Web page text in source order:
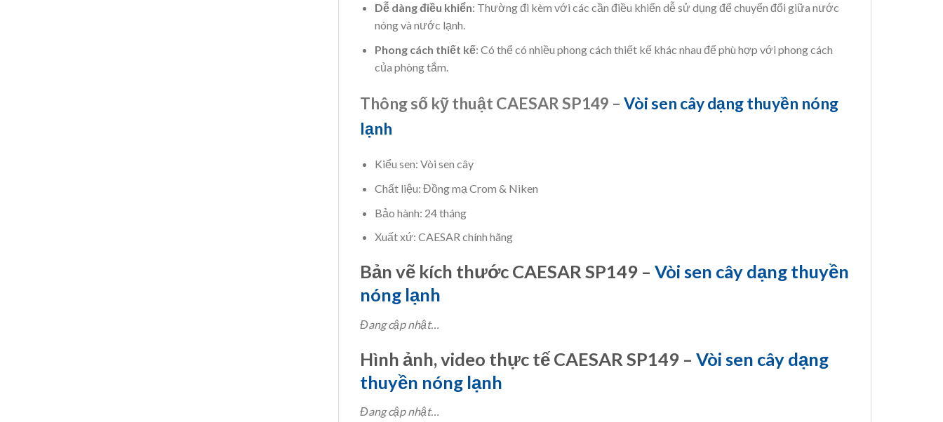
Dễ dàng điều khiển: Thường đi kèm với các cần điều khiển dễ sử dụng để chuyển đổi giữa nước
nóng và nước lạnh.
Phong cách thiết kế: Có thể có nhiều phong cách thiết kế khác nhau để phù hợp với phong cách
của phòng tắm.
Thông số kỹ thuật CAESAR SP149 – Vòi sen cây dạng thuyền nóng
lạnh
Kiểu sen: Vòi sen cây
Chất liệu: Đồng mạ Crom & Niken
Bảo hành: 24 tháng
Xuất xứ: CAESAR chính hãng
Bản vẽ kích thước CAESAR SP149 – Vòi sen cây dạng thuyền
nóng lạnh
Đang cập nhật…
Hình ảnh, video thực tế CAESAR SP149 – Vòi sen cây dạng
thuyền nóng lạnh
Đang cập nhật…